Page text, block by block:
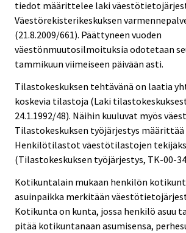
tiedot määrittelee laki
Väestörekisterikeskuksen
(21.8.2009/661). Päättyneen vuoden
väestönmuutosilmoituksia odotetaan
tammikuun viimeiseen päivään asti.
Tilastokeskuksen tehtävänä on laatia
koskevia tilastoja (Laki
24.1.1992/48). Näihin kuuluvat myös
Tilastokeskuksen työjärjestys määrittää
Henkilötilastot väestötilastojen
(Tilastokeskuksen työjärjestys, TK-00-
Kotikuntalain mukaan henkilön
asuinpaikka merkitään
Kotikunta on kunta, jossa henkilö asuu
pitää kotikuntanaan asumisensa,